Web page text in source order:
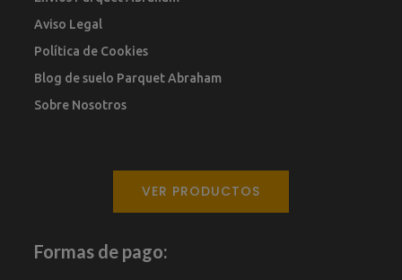
Aviso Legal
Política de Cookies
Blog de suelo Parquet Abraham
Sobre Nosotros
VER PRODUCTOS
Formas de pago: